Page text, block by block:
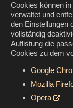
Cookies können
verwaltet und
den Einstellungen
vollständig
Auflistung die
Cookies zu dem
Google
Mozilla
Opera